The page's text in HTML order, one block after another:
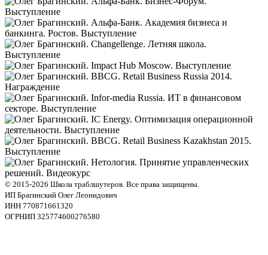
© 2015-2026 Школа траблшутеров. Все права защищены.
ИП Брагинский Олег Леонидович
ИНН 770871661320
ОГРНИП 325774600276580